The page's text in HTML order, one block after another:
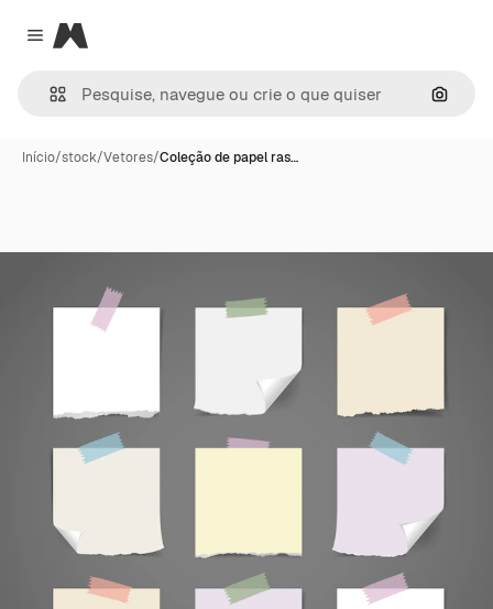
Close menu
Magnific
Início/stock/Vetores/Coleção de papel ras…